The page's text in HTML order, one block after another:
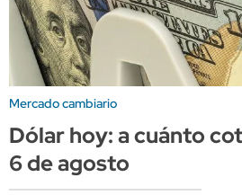
Mercado cambiario
Dólar hoy: a cuánto
6 de agosto